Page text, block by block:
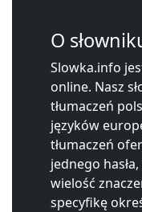
O
Slowka.info
online. Nasz
tłumaczeń
języków
tłumaczeń
jednego
wielość
specyfikę